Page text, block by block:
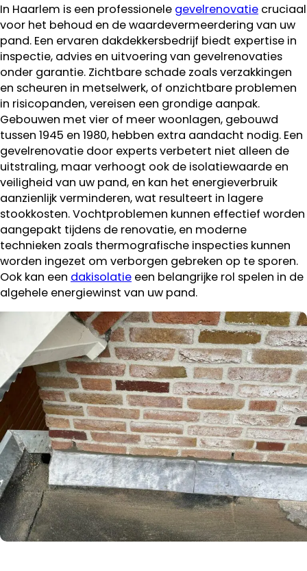
In Haarlem is een professionele gevelrenovatie cruciaal
voor het behoud en de waardevermeerdering van uw
pand. Een ervaren dakdekkersbedrijf biedt expertise in
inspectie, advies en uitvoering van gevelrenovaties
onder garantie. Zichtbare schade zoals verzakkingen
en scheuren in metselwerk, of onzichtbare problemen
in risicopanden, vereisen een grondige aanpak.
Gebouwen met vier of meer woonlagen, gebouwd
tussen 1945 en 1980, hebben extra aandacht nodig. Een
gevelrenovatie door experts verbetert niet alleen de
uitstraling, maar verhoogt ook de isolatiewaarde en
veiligheid van uw pand, en kan het energieverbruik
aanzienlijk verminderen, wat resulteert in lagere
stookkosten. Vochtproblemen kunnen effectief worden
aangepakt tijdens de renovatie, en moderne
technieken zoals thermografische inspecties kunnen
worden ingezet om verborgen gebreken op te sporen.
Ook kan een dakisolatie een belangrijke rol spelen in de
algehele energiewinst van uw pand.